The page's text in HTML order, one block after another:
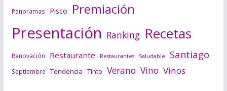
Panoramas Pisco Premiación
Presentación Ranking Recetas
Renovación Restaurante Restaurantes Saludable Santiago
Septiembre Tendencia Tinto Verano Vino Vinos